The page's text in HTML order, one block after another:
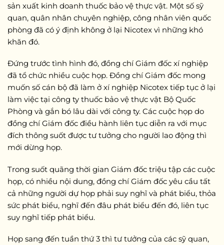
sản xuất kinh doanh thuốc bảo vệ thực vật. Một số sỹ
quan, quân nhân chuyên nghiệp, công nhân viên quốc
phòng đã có ý định không ở lại Nicotex vì những khó
khăn đó.
Đứng trước tình hình đó, đồng chí Giám đốc xí nghiệp
đã tổ chức nhiều cuộc họp. Đồng chí Giám đốc mong
muốn số cán bộ đã làm ở xí nghiệp Nicotex tiếp tục ở lại
làm việc tại công ty thuốc bảo vệ thực vật Bộ Quốc
Phòng và gắn bó lâu dài với công ty. Các cuộc họp do
đồng chí Giám đốc điều hành liên tục diễn ra với mục
đích thông suốt được tư tưởng cho người lao động thì
mới dừng họp.
Trong suốt quãng thời gian Giám đốc triệu tập các cuộc
họp, có nhiều nội dung, đồng chí Giám đốc yêu cầu tất
cả những người dự họp phải suy nghĩ và phát biểu, thỏa
sức phát biểu, nghĩ đến đâu phát biểu đến đó, liên tục
suy nghĩ tiếp phát biểu.
Họp sang đến tuần thứ 3 thì tư tưởng của các sỹ quan,